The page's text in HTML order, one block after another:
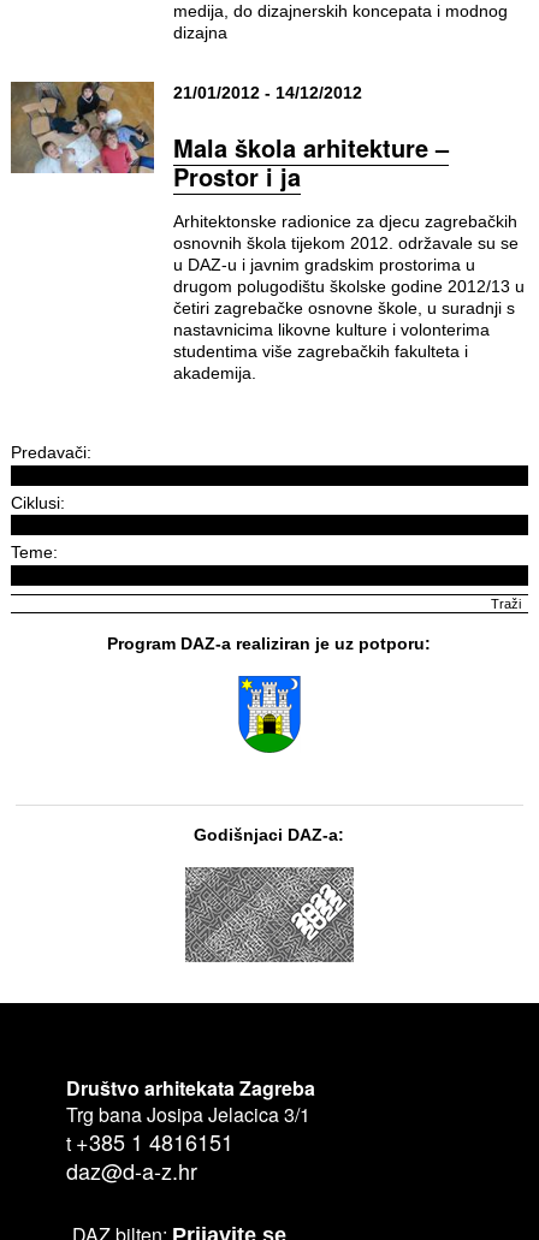
medija, do dizajnerskih koncepata i modnog
dizajna
21/01/2012 - 14/12/2012
Mala škola arhitekture –
Prostor i ja
Arhitektonske radionice za djecu zagrebačkih
osnovnih škola tijekom 2012. održavale su se
u DAZ-u i javnim gradskim prostorima u
drugom polugodištu školske godine 2012/13 u
četiri zagrebačke osnovne škole, u suradnji s
nastavnicima likovne kulture i volonterima
studentima više zagrebačkih fakulteta i
akademija.
Predavači:
Ciklusi:
Teme:
Program DAZ-a realiziran je uz potporu:
Godišnjaci DAZ-a:
Društvo arhitekata Zagreba
Trg bana Josipa Jelacica 3/1
t +385 1 4816151
daz@d-a-z.hr
DAZ bilten: Prijavite se